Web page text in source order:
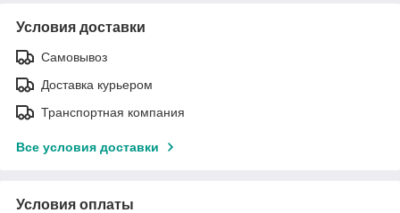
Условия доставки
Самовывоз
Доставка курьером
Транспортная компания
Все условия доставки
Условия оплаты